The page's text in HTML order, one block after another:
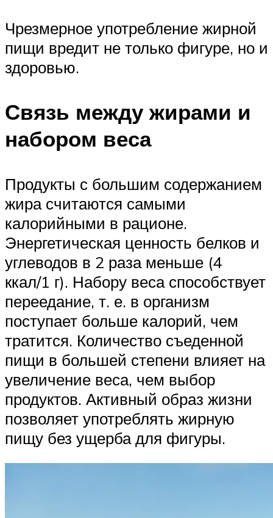
Чрезмерное употребление жирной
пищи вредит не только фигуре, но и
здоровью.
Связь между жирами и
набором веса
Продукты с большим содержанием
жира считаются самыми
калорийными в рационе.
Энергетическая ценность белков и
углеводов в 2 раза меньше (4
ккал/1 г). Набору веса способствует
переедание, т. е. в организм
поступает больше калорий, чем
тратится. Количество съеденной
пищи в большей степени влияет на
увеличение веса, чем выбор
продуктов. Активный образ жизни
позволяет употреблять жирную
пищу без ущерба для фигуры.